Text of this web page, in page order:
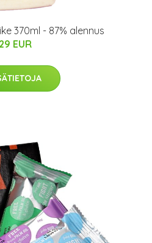
370ml - 87% alennus
29 EUR